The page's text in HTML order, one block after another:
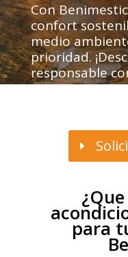
Con
confort
medio
prioridad.
responsable
para